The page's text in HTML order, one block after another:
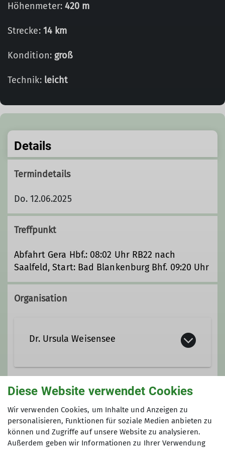
Höhenmeter: 420 m
Strecke: 14 km
Kondition: groß
Technik: leicht
Details
Termindetails
Do. 12.06.2025
Treffpunkt
Abfahrt Gera Hbf.: 08:02 Uhr RB22 nach
Saalfeld, Start: Bad Blankenburg Bhf. 09:20 Uhr
Organisation
Dr. Ursula Weisensee
Ursula.weisensee@alpenverein-
gera.de
Ämter
Gruppe
Wandergruppe
Diese Website verwendet Cookies
Wir verwenden Cookies, um Inhalte und Anzeigen zu
personalisieren, Funktionen für soziale Medien anbieten zu
können und Zugriffe auf unsere Website zu analysieren.
Außerdem geben wir Informationen zu Ihrer Verwendung